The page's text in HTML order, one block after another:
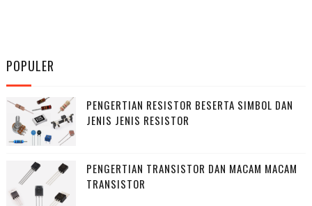
POPULER
PENGERTIAN RESISTOR BESERTA SIMBOL DAN
JENIS JENIS RESISTOR
PENGERTIAN TRANSISTOR DAN MACAM MACAM
TRANSISTOR